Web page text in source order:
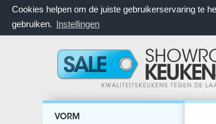
Cookies helpen om de juiste gebruikerservaring te
gebruiken. Instellingen
VORM